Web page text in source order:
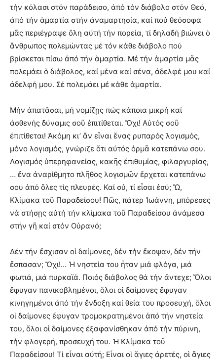
τήν κόλασι στόν παράδεισο, ἀπό τόν διάβολο στόν Θεό,
ἀπό τήν ἁμαρτία στήν ἀναμαρτησία, καί πού θεόσοφα
μᾶς περιέγραψε ὅλη αὐτή τήν πορεία, τί δηλαδή βιώνει ὁ
ἄνθρωπος πολεμώντας μέ τόν κάθε διάβολο πού
βρίσκεται πίσω ἀπό τήν ἁμαρτία. Μέ τήν ἁμαρτία μᾶς
πολεμάει ὁ διάβολος, καί μένα καί σένα, ἀδελφέ μου καί
ἀδελφή μου. Σέ πολεμάει μέ κάθε ἁμαρτία.
Μήν ἀπατᾶσαι, μή νομίζῃς πώς κάποια μικρή καί
ἀσθενής δύναμις σοῦ ἐπιτίθεται. Ὄχι! Αὐτός σοῦ
ἐπιτίθεται! Ἀκόμη κι’ ἄν εἶναι ἕνας ρυπαρός λογισμός,
μόνο λογισμός, γνώριζε ὅτι αὐτός ὁρμᾶ κατεπάνω σου.
Λογισμός ὑπερηφανείας, κακῆς ἐπιθυμίας, φιλαργυρίας,
… ἕνα ἀναρίθμητο πλῆθος λογισμῶν ἔρχεται κατεπάνω
σου ἀπό ὅλες τίς πλευρές. Καί σύ, τί εἶσαι ἐσύ; Ὤ,
Κλίμακα τοῦ Παραδείσου! Πῶς, πάτερ Ἰωάννη, μπόρεσες
νά στήσῃς αὐτή τήν κλίμακα τοῦ Παραδείσου ἀνάμεσα
στήν γῆ καί στόν Οὐρανό;
Δέν τήν ἔσχισαν οἱ δαίμονες, δέν τήν ἔκοψαν, δέν τήν
ἔσπασαν; Ὄχι!… Ἡ νηστεία του ἦταν μιά φλόγα, μιά
φωτιά, μιά πυρκαϊά. Ποιός διάβολος θά τήν ἄντεχε; Ὅλοι
ἔφυγαν πανικοβλημένοι, ὅλοι οἱ δαίμονες ἔφυγαν
κινηγημένοι ἀπό τήν ἔνδοξη καί θεία του προσευχή, ὅλοι
οἱ δαίμονες ἔφυγαν τρομοκρατημένοι ἀπό τήν νηστεία
του, ὅλοι οἱ δαίμονες ἐξαφανίσθηκαν ἀπό τήν πύρινη,
τήν φλογερή, προσευχή του. Ἡ Κλίμακα τοῦ
Παραδείσου! Τί εἶναι αὐτή; Εἶναι οἱ ἅγιες ἀρετές, οἱ ἅγιες